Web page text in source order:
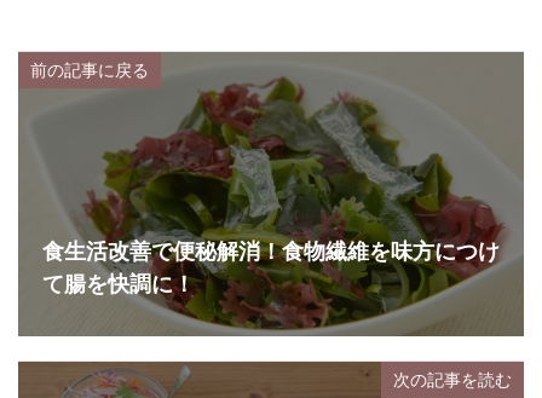
前の記事に戻る
食生活改善で便秘解消！食物繊維を味方につけ
て腸を快調に！
次の記事を読む